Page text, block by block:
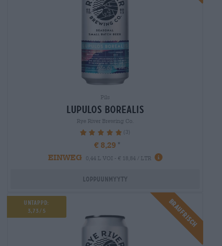
Pils
lupulos borealis
Rye River Brewing Co.
100% (3)
€ 8,29
EINWEG
0,44 L VOI - € 18,84 / LTR
Loppuunmyyty
BRAUFRISCH
UNTAPPD:
3,73/5